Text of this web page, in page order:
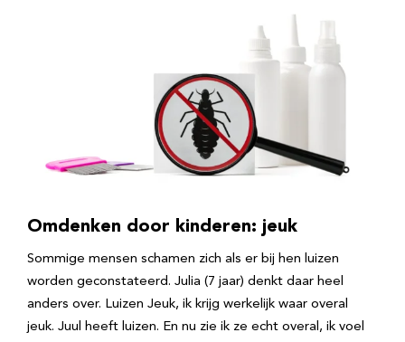
Omdenken door kinderen: jeuk
Sommige mensen schamen zich als er bij hen luizen
worden geconstateerd. Julia (7 jaar) denkt daar heel
anders over. Luizen Jeuk, ik krijg werkelijk waar overal
jeuk. Juul heeft luizen. En nu zie ik ze echt overal, ik voel